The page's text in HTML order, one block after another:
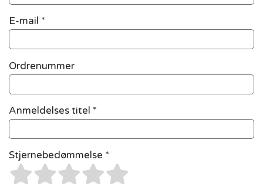
E-mail *
Ordrenummer
Anmeldelses titel *
Stjernebedømmelse *